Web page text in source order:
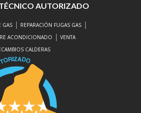
AUTORIZADO
GAS| REPARACIÓN FUGAS GAS|
ACONDICIONADO | VENTA
CALDERAS